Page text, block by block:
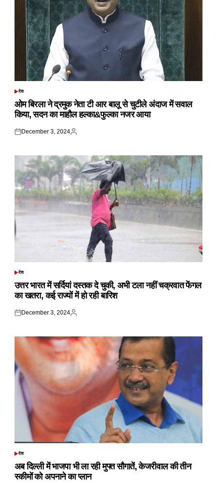
POSTED
देश
ओम बिरला ने द्रमुक नेता टी आर बालू से चुटीले अंदाज में सवाल
किया, सदन का माहौल हल्का&फुल्का नजर आया
Posted
December 3, 2024
Posted
POSTED
देश
उत्तर भारत में सर्दियां दस्तक दे चुकी, अभी टला नहीं चक्रवात फेंगल
का खतरा, कई राज्यों में हो रही बारिश
Posted
December 3, 2024
Posted
POSTED
देश
अब दिल्ली में भाजपा भी ला रही मुफ्त सौगातें, केजरीवाल की तीन
स्कीमों को अपनाने का प्लान